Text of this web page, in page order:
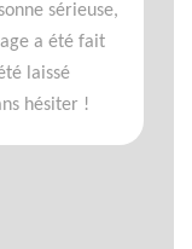
sérieuse,
a été fait
laissé
hésiter !